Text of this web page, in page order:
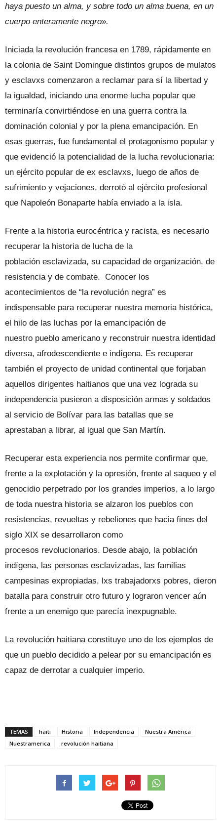
haya puesto un alma, y sobre todo un alma buena, en un
cuerpo enteramente negro».
Iniciada la revolución francesa en 1789, rápidamente en
la colonia de Saint Domingue distintos grupos de mulatos
y esclavxs comenzaron a reclamar para sí la libertad y
la igualdad, iniciando una enorme lucha popular que
terminaría convirtiéndose en una guerra contra la
dominación colonial y por la plena emancipación. En
esas guerras, fue fundamental el protagonismo popular y
que evidenció la potencialidad de la lucha revolucionaria:
un ejército popular de ex esclavxs, luego de años de
sufrimiento y vejaciones, derrotó al ejército profesional
que Napoleón Bonaparte había enviado a la isla.
Frente a la historia eurocéntrica y racista, es necesario
recuperar la historia de lucha de la
población esclavizada, su capacidad de organización, de
resistencia y de combate. Conocer los
acontecimientos de “la revolución negra” es
indispensable para recuperar nuestra memoria histórica,
el hilo de las luchas por la emancipación de
nuestro pueblo americano y reconstruir nuestra identidad
diversa, afrodescendiente e indígena. Es recuperar
también el proyecto de unidad continental que forjaban
aquellos dirigentes haitianos que una vez lograda su
independencia pusieron a disposición armas y soldados
al servicio de Bolívar para las batallas que se
aprestaban a librar, al igual que San Martín.
Recuperar esta experiencia nos permite confirmar que,
frente a la explotación y la opresión, frente al saqueo y el
genocidio perpetrado por los grandes imperios, a lo largo
de toda nuestra historia se alzaron los pueblos con
resistencias, revueltas y rebeliones que hacia fines del
siglo XIX se desarrollaron como
procesos revolucionarios. Desde abajo, la población
indígena, las personas esclavizadas, las familias
campesinas expropiadas, lxs trabajadorxs pobres, dieron
batalla para construir otro futuro y lograron vencer aún
frente a un enemigo que parecía inexpugnable.
La revolución haitiana constituye uno de los ejemplos de
que un pueblo decidido a pelear por su emancipación es
capaz de derrotar a cualquier imperio.
TEMAS haiti Historia Independencia
Nuestra América
Nuestramerica
revolución haitiana